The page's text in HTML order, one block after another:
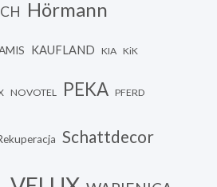
Hörmann
KAUFLAND KIA KiK
NOVOTEL PEKA PFERD
Schattdecor